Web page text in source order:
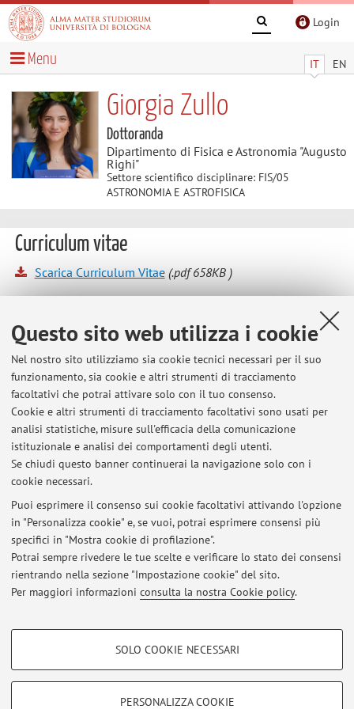
Questo sito web utilizza i cookie
Nel nostro sito utilizziamo sia cookie tecnici necessari per il suo
funzionamento, sia cookie e altri strumenti di tracciamento
facoltativi che potrai attivare solo con il tuo consenso.
Cookie e altri strumenti di tracciamento facoltativi sono usati per
analisi statistiche, misure sull'efficacia della comunicazione
istituzionale e analisi dei comportamenti degli utenti.
Se chiudi questo banner continuerai la navigazione solo con i
cookie necessari.
Puoi esprimere il consenso sui cookie facoltativi attivando l'opzione
in "Personalizza cookie" e, se vuoi, potrai esprimere consensi più
specifici in "Mostra cookie di profilazione".
Potrai sempre rivedere le tue scelte e verificare lo stato dei consensi
rientrando nella sezione "Impostazione cookie" del sito.
Per maggiori informazioni consulta la nostra Cookie policy.
COOKIE DI PROFILAZIONE - FACOLTATIVI
SOLO COOKIE NECESSARI
PERSONALIZZA COOKIE
Login
IT EN
Menu
Giorgia Zullo
Dottoranda
Dipartimento di Fisica e Astronomia "Augusto
Righi"
Settore scientifico disciplinare: FIS/05
ASTRONOMIA E ASTROFISICA
Curriculum vitae
Scarica Curriculum Vitae(.pdf 658KB )
Dottoranda in Astrofisica presso l’Università di Bologna dal
2025. Si occupa di astrofisica stellare, in particolare
nell'ambito di studi fotometrici di popolazioni stellari
risolte nel bulge Galattico.
Formazione
Laurea magistrale con lode inAstrophysics and Cosmology,
Università di Bologna (2025).
Laurea triennale con lode inAstronomia, Università di
Bologna (2023).
Ultimi avvisi
Al momento non sono presenti avvisi.
Area riservata
Accedi tramiteloginper gestire tutti i contenuti del sito.